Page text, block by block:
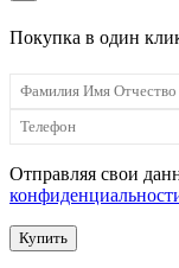
Покупка в один
Отправляя свои
Купить